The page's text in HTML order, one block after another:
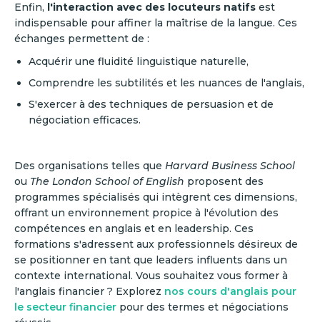
Enfin, l'interaction avec des locuteurs natifs est
indispensable pour affiner la maîtrise de la langue. Ces
échanges permettent de :
Acquérir une fluidité linguistique naturelle,
Comprendre les subtilités et les nuances de l'anglais,
S'exercer à des techniques de persuasion et de
négociation efficaces.
Des organisations telles que Harvard Business School
ou The London School of English proposent des
programmes spécialisés qui intègrent ces dimensions,
offrant un environnement propice à l'évolution des
compétences en anglais et en leadership. Ces
formations s'adressent aux professionnels désireux de
se positionner en tant que leaders influents dans un
contexte international. Vous souhaitez vous former à
l'anglais financier ? Explorez nos cours d'anglais pour
le secteur financier pour des termes et négociations